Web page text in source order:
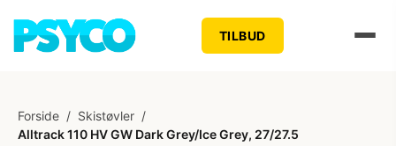
TILBUD
Forside / Skistøvler /
Alltrack 110 HV GW Dark Grey/Ice Grey, 27/27.5